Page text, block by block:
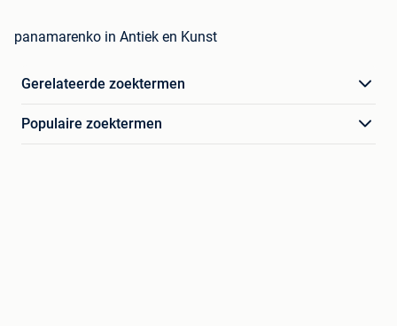
panamarenko in Antiek en Kunst
Gerelateerde zoektermen
Populaire zoektermen